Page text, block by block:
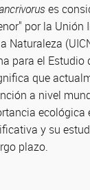
es
por la Unión
Naturaleza
para el Estudio
que
a nivel
ecológica
y su
plazo.